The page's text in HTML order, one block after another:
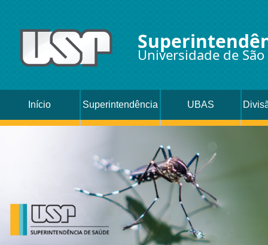
Universidade de
Início Superintendência UBAS